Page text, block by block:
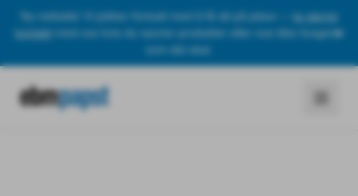
Ny nettside! Vi jobber fortsatt med å få alt på plass —
ta gjerne
kontakt
med oss hvis du savner produkter eller noe ikke fungerer
som det skal.